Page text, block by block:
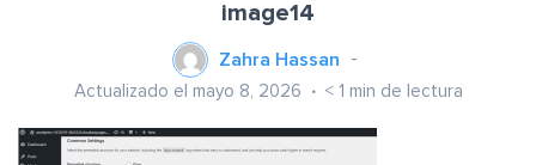
image14
Zahra Hassan
Actualizado el mayo 8, 2026 < 1 min de lectura